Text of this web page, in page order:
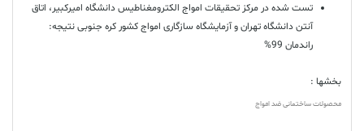
تست شده در مرکز تحقیقات امواج الکترومغناطیس دانشگاه امیرکبیر، اتاق
آنتن دانشگاه تهران و آزمایشگاه سازگاری امواج کشور کره جنوبی نتیجه:
راندمان 99%
بخشها :
محصولات ساختمانی ضد امواج